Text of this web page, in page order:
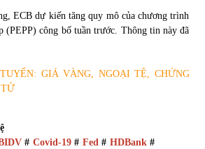
ECB dự kiến tăng quy mô của chương trình
(PEPP) công bố tuần trước. Thông tin này đã
GIÁ VÀNG, NGOẠI TỆ, CHỨNG
# Covid-19# Fed # HDBank#